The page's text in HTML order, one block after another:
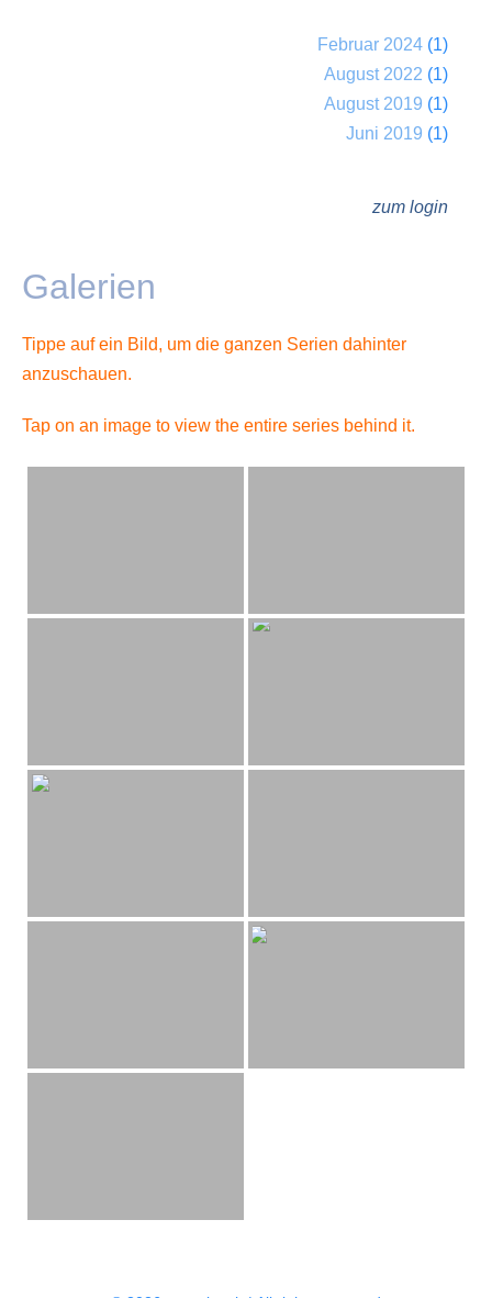
Februar 2024 (1)
August 2022 (1)
August 2019 (1)
Juni 2019 (1)
zum login
Galerien
Tippe auf ein Bild, um die ganzen Serien dahinter
anzuschauen.
Tap on an image to view the entire series behind it.